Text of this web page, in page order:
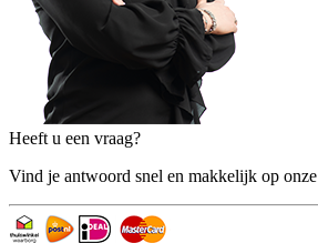
Heeft u een vraag?
Vind je antwoord snel en makkelijk op onze